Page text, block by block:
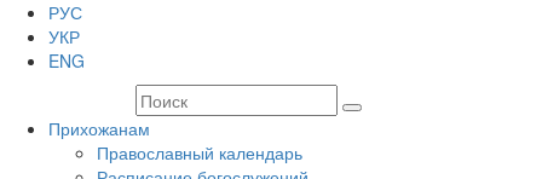
РУС
УКР
ENG
Прихожанам
Православный календарь